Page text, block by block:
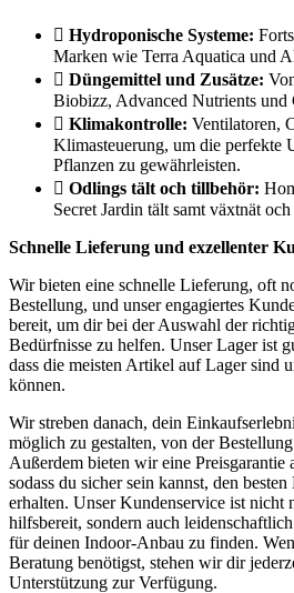
Hydroponische Systeme:
Marken wie Terra Aquatica und
Düngemittel und Zusätze:
Biobizz, Advanced Nutrients und
Klimakontrolle: Ventilatoren,
Klimasteuerung, um die perfekte
Pflanzen zu gewährleisten.
Odlings tält och tillbehör:
Secret Jardin tält samt växtnät
Schnelle Lieferung und exzellenter
Wir bieten eine schnelle Lieferung, oft
Bestellung, und unser engagiertes
bereit, um dir bei der Auswahl der
Bedürfnisse zu helfen. Unser Lager ist
dass die meisten Artikel auf Lager sind
können.
Wir streben danach, dein
möglich zu gestalten, von der
Außerdem bieten wir eine Preisgarantie
sodass du sicher sein kannst, den
erhalten. Unser Kundenservice ist nicht
hilfsbereit, sondern auch
für deinen Indoor-Anbau zu finden.
Beratung benötigst, stehen wir dir
Unterstützung zur Verfügung.